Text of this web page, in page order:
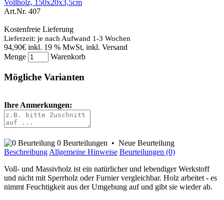
Art.Nr. 407
Kostenfreie Lieferung
Lieferzeit: je nach Aufwand 1-3 Wochen
94,90€ inkl. 19 % MwSt, inkl. Versand
Menge
Warenkorb
Mögliche Varianten
Ihre Anmerkungen:
0 Beurteilungen • Neue Beurteilung
Beschreibung Allgemeine Hinweise Beurteilungen (0)
Voll- und Massivholz ist ein natürlicher und lebendiger Werkstoff
und nicht mit Sperrholz oder Furnier vergleichbar. Holz arbeitet - es
nimmt Feuchtigkeit aus der Umgebung auf und gibt sie wieder ab.